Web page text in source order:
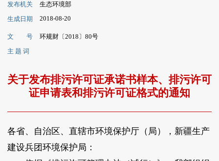
发布机关
生态环境部
生成日期
2018-08-20
文 号
环规财〔2018〕80号
主 题 词
关于发布排污许可证承诺书样本、排污许可
证申请表和排污许可证格式的通知
各省、自治区、直辖市环境保护厅（局），新疆生产
建设兵团环境保护局：